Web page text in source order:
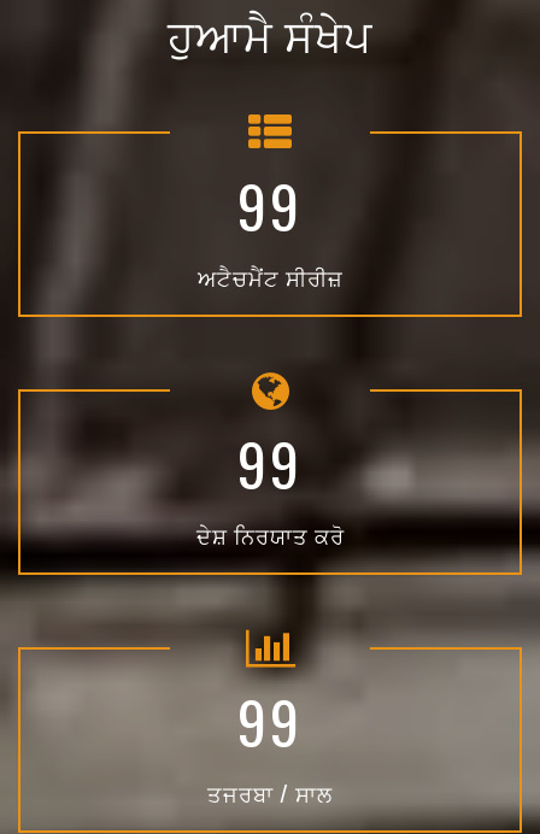
ਹੁਆਮੈ ਸੰਖੇਪ
99
ਅਟੈਚਮੈਂਟ ਸੀਰੀਜ਼
99
ਦੇਸ਼ ਨਿਰਯਾਤ ਕਰੋ
99
ਤਜਰਬਾ / ਸਾਲ